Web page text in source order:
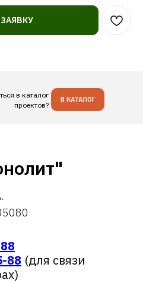
в каталог
проектов?
В КАТАЛОГ
88 (для связи